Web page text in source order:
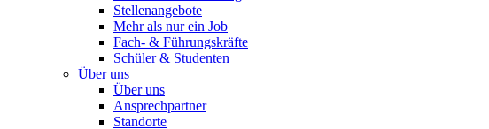
Stellenangebote
Mehr als nur ein Job
Fach- & Führungskräfte
Schüler & Studenten
Über uns
Über uns
Ansprechpartner
Standorte